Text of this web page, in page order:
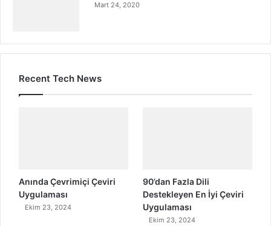
Mart 24, 2020
Recent Tech News
Anında Çevrimiçi Çeviri
Uygulaması
Ekim 23, 2024
90’dan Fazla Dili
Destekleyen En İyi Çeviri
Uygulaması
Ekim 23, 2024